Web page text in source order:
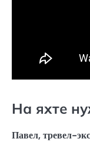
На яхте
Павел, тревел-